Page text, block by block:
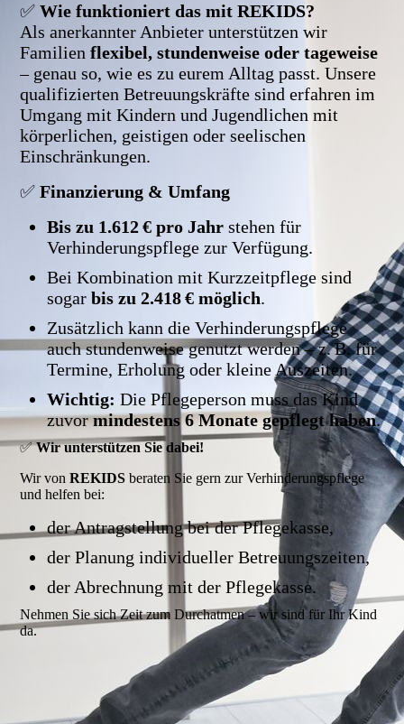
✅Wie funktioniert das mit REKIDS?
Als anerkannter Anbieter unterstützen wir
Familien flexibel, stundenweise oder tageweise
– genau so, wie es zu eurem Alltag passt. Unsere
qualifizierten Betreuungskräfte sind erfahren im
Umgang mit Kindern und Jugendlichen mit
körperlichen, geistigen oder seelischen
Einschränkungen.
✅Finanzierung & Umfang
Bis zu 1.612 € pro Jahr stehen für
Verhinderungspflege zur Verfügung.
Bei Kombination mit Kurzzeitpflege sind
sogarbis zu 2.418 € möglich.
Zusätzlich kann die Verhinderungspflege
auch stundenweise genutzt werden – z. B. für
Termine, Erholung oder kleine Auszeiten.
Wichtig: Die Pflegeperson muss das Kind
zuvormindestens 6 Monate gepflegt haben.
✅Wir unterstützen Sie dabei!
Wir vonREKIDS beraten Sie gern zur Verhinderungspflege
und helfen bei:
der Antragstellung bei der Pflegekasse,
der Planung individueller Betreuungszeiten,
der Abrechnung mit der Pflegekasse.
Nehmen Sie sich Zeit zum Durchatmen – wir sind für Ihr Kind
da.